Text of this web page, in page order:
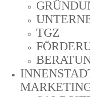
TGZ